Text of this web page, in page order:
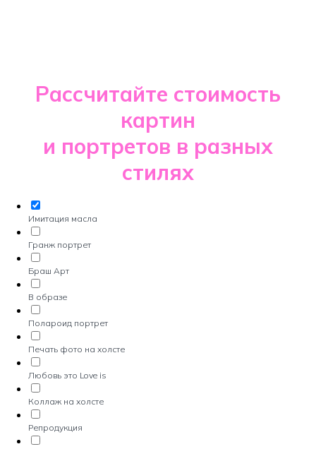
Рассчитайте стоимость
картин
и портретов в разных
стилях
Имитация масла
Гранж портрет
Браш Арт
В образе
Полароид портрет
Печать фото на холсте
Любовь это Love is
Коллаж на холсте
Репродукция